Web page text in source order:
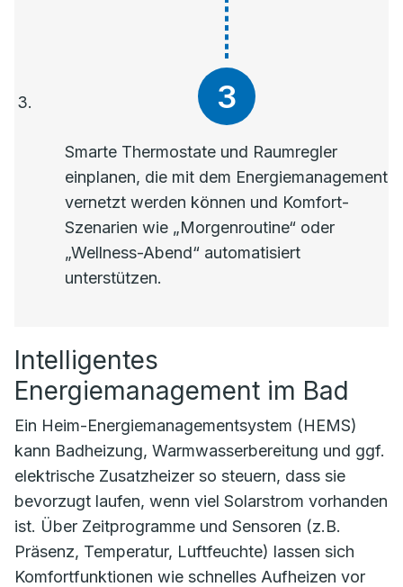
Smarte Thermostate und Raumregler
einplanen, die mit dem Energiemanagement
vernetzt werden können und Komfort-
Szenarien wie „Morgenroutine“ oder
„Wellness-Abend“ automatisiert
unterstützen.
Intelligentes
Energiemanagement im Bad
Ein Heim-Energiemanagementsystem (HEMS)
kann Badheizung, Warmwasserbereitung und ggf.
elektrische Zusatzheizer so steuern, dass sie
bevorzugt laufen, wenn viel Solarstrom vorhanden
ist. Über Zeitprogramme und Sensoren (z.B.
Präsenz, Temperatur, Luftfeuchte) lassen sich
Komfortfunktionen wie schnelles Aufheizen vor